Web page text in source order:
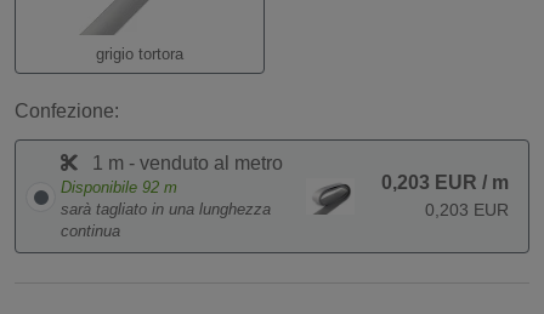
grigio tortora
Confezione:
1 m - venduto al metro
Disponibile 92 m
sarà tagliato in una lunghezza
continua
0,203 EUR / m
0,203 EUR